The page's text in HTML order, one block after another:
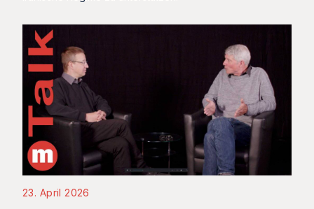
23. April 2026